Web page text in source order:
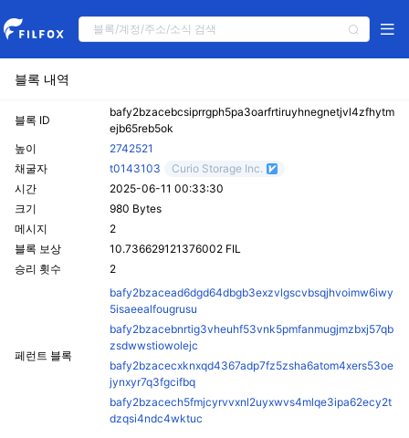
블록 내역
블록 ID
bafy2bzacebcsiprrgph5pa3oarfrtiruyhnegnetjvl4zfhytm
ejb65reb5ok
높이
2742521
채굴자
t0143103
Curio Storage Inc.
시간
2025-06-11 00:33:30
크기
980 Bytes
메시지
2
블록 보상
10.736629121376002 FIL
승리 횟수
2
페런트 블록
bafy2bzacead6dgd64dbgb3exzvlgscvbsqjhvoimw6iwy
5isaeealfougrusu
bafy2bzacebnrtig3vheuhf53vnk5pmfanmugjmzbxj57qb
zsdwwstiowolejc
bafy2bzacecxknxqd4367adp7fz5zsha6atom4xers53oe
jynxyr7q3fgcifbq
bafy2bzacech5fmjcyrvvxnl2uyxwvs4mlqe3ipa62ecy2t
dzqsi4ndc4wktuc